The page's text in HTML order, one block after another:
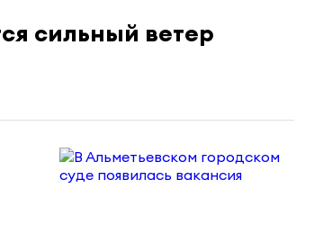
сильный ветер